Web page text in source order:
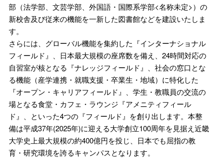
部（法学部、文芸学部、外国語・国際系学部<名称未定>）の
新校舎及び従来の機能を一新した図書館などを建設いたしま
す。
さらには、グローバル機能を集約した『インターナショナル
フィールド』、日本最大規模の座席数を備え、24時間対応の
自習室が核となる『ナレッジフィールド』、社会の窓口とな
る機能（産学連携・就職支援・卒業生・地域）に特化した
『オープン・キャリアフィールド』、学生・教職員の交流の
場となる食堂・カフェ・ラウンジ『アメニティフィール
ド』、といった4つの『フィールド』を創り出します。本整
備は平成37年(2025年)に迎える大学創立100周年を見据え近畿
大学史上最大規模の約400億円を投じ、日本でも屈指の教
育・研究環境を誇るキャンパスとなります。